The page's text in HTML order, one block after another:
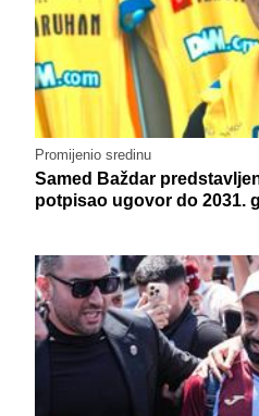
Promijenio sredinu
Samed Baždar
potpisao ugovor do 2031.